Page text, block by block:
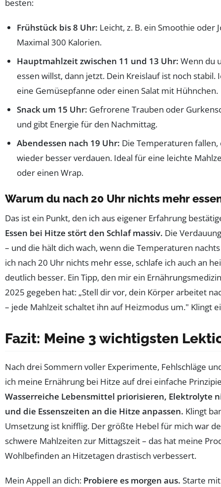
besten:
Frühstück bis 8 Uhr: Leicht, z. B. ein Smoothie oder
Maximal 300 Kalorien.
Hauptmahlzeit zwischen 11 und 13 Uhr: Wenn du
essen willst, dann jetzt. Dein Kreislauf ist noch stabil.
eine Gemüsepfanne oder einen Salat mit Hühnchen.
Snack um 15 Uhr: Gefrorene Trauben oder
und gibt Energie für den Nachmittag.
Abendessen nach 19 Uhr: Die Temperaturen
wieder besser verdauen. Ideal für eine leichte
oder einen Wrap.
Warum du nach 20 Uhr nichts mehr
Das ist ein Punkt, den ich aus eigener Erfahrung
Essen bei Hitze stört den Schlaf massiv. Die
– und die hält dich wach, wenn die Temperaturen
ich nach 20 Uhr nichts mehr esse, schlafe ich auch an
deutlich besser. Ein Tipp, den mir ein
2025 gegeben hat: „Stell dir vor, dein Körper arbeitet
– jede Mahlzeit schaltet ihn auf Heizmodus um." Klingt
Fazit: Meine 3 wichtigsten
Nach drei Sommern voller Experimente, Fehlschläge
ich meine Ernährung bei Hitze auf drei einfache
Wasserreiche Lebensmittel priorisieren, Elektrolyte
und die Essenszeiten an die Hitze anpassen. Klingt
Umsetzung ist knifflig. Der größte Hebel für mich war
schwere Mahlzeiten zur Mittagszeit – das hat meine
Wohlbefinden an Hitzetagen drastisch verbessert.
Mein Appell an dich: Probiere es morgen aus. Starte